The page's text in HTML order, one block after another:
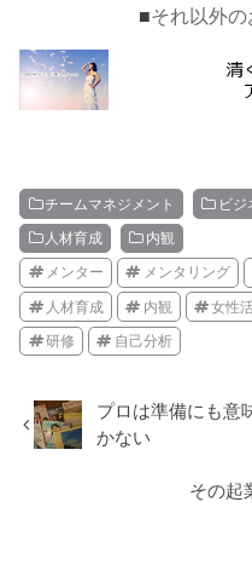
■それ以外
チームマネジメント ビジ
人材育成 内観
メンター メンタリング
人材育成 内観 女性
研修 自己分析
プロは準備にも意
かない
その起